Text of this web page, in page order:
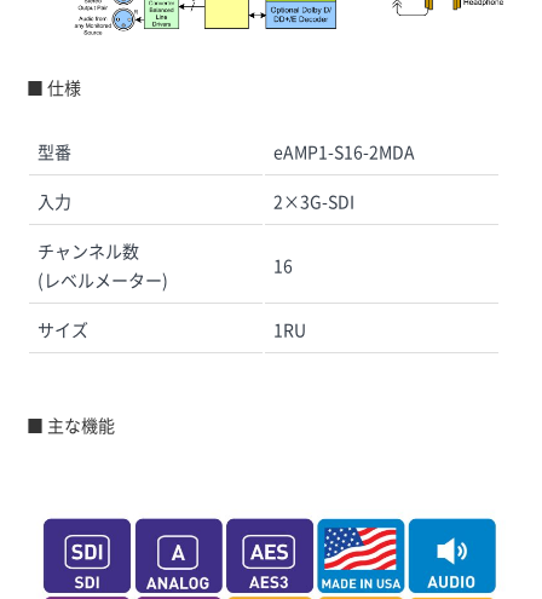
■ 仕様
型番 eAMP1-S16-2MDA
入力 2×3G-SDI
チャンネル数
(レベルメーター)
16
サイズ 1RU
■ 主な機能